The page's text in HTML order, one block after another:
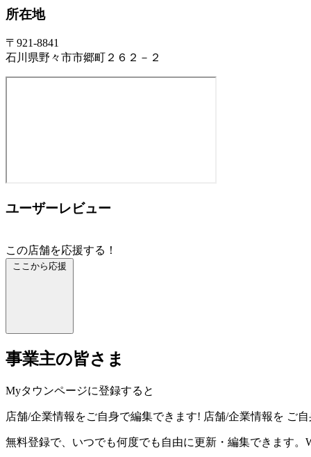
所在地
〒921-8841
石川県野々市市郷町２６２－２
ユーザーレビュー
この店舗を応援する！
ここから応援
事業主の皆さま
Myタウンページに登録すると
店舗/企業情報をご自身で編集できます! 店舗/企業情報を ご
無料登録で、いつでも何度でも自由に更新・編集できます。